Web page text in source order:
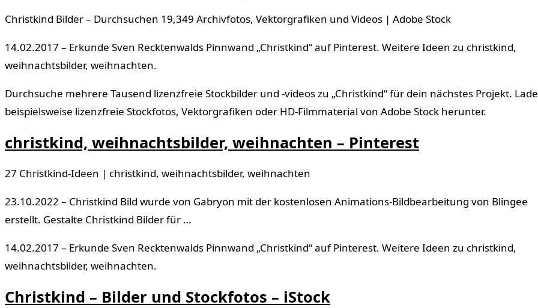
Christkind Bilder – Durchsuchen 19,349 Archivfotos, Vektorgrafiken und Videos | Adobe Stock
14.02.2017 – Erkunde Sven Recktenwalds Pinnwand „Christkind“ auf Pinterest. Weitere Ideen zu christkind,
weihnachtsbilder, weihnachten.
Durchsuche mehrere Tausend lizenzfreie Stockbilder und -videos zu „Christkind“ für dein nächstes Projekt. Lade
beispielsweise lizenzfreie Stockfotos, Vektorgrafiken oder HD-Filmmaterial von Adobe Stock herunter.
christkind, weihnachtsbilder, weihnachten – Pinterest
27 Christkind-Ideen | christkind, weihnachtsbilder, weihnachten
23.10.2022 – Christkind Bild wurde von Gabryon mit der kostenlosen Animations-Bildbearbeitung von Blingee
erstellt. Gestalte Christkind Bilder für …
14.02.2017 – Erkunde Sven Recktenwalds Pinnwand „Christkind“ auf Pinterest. Weitere Ideen zu christkind,
weihnachtsbilder, weihnachten.
Christkind – Bilder und Stockfotos – iStock